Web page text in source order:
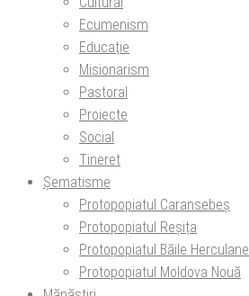
Ecumenism
Educație
Misionarism
Pastoral
Proiecte
Social
Tineret
Șematisme
Protopopiatul Caransebeș
Protopopiatul Reșița
Protopopiatul Băile Herculane
Protopopiatul Moldova Nouă